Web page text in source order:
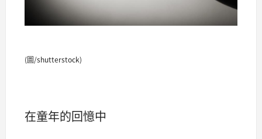
(圖/shutterstock)
在童年的回憶中